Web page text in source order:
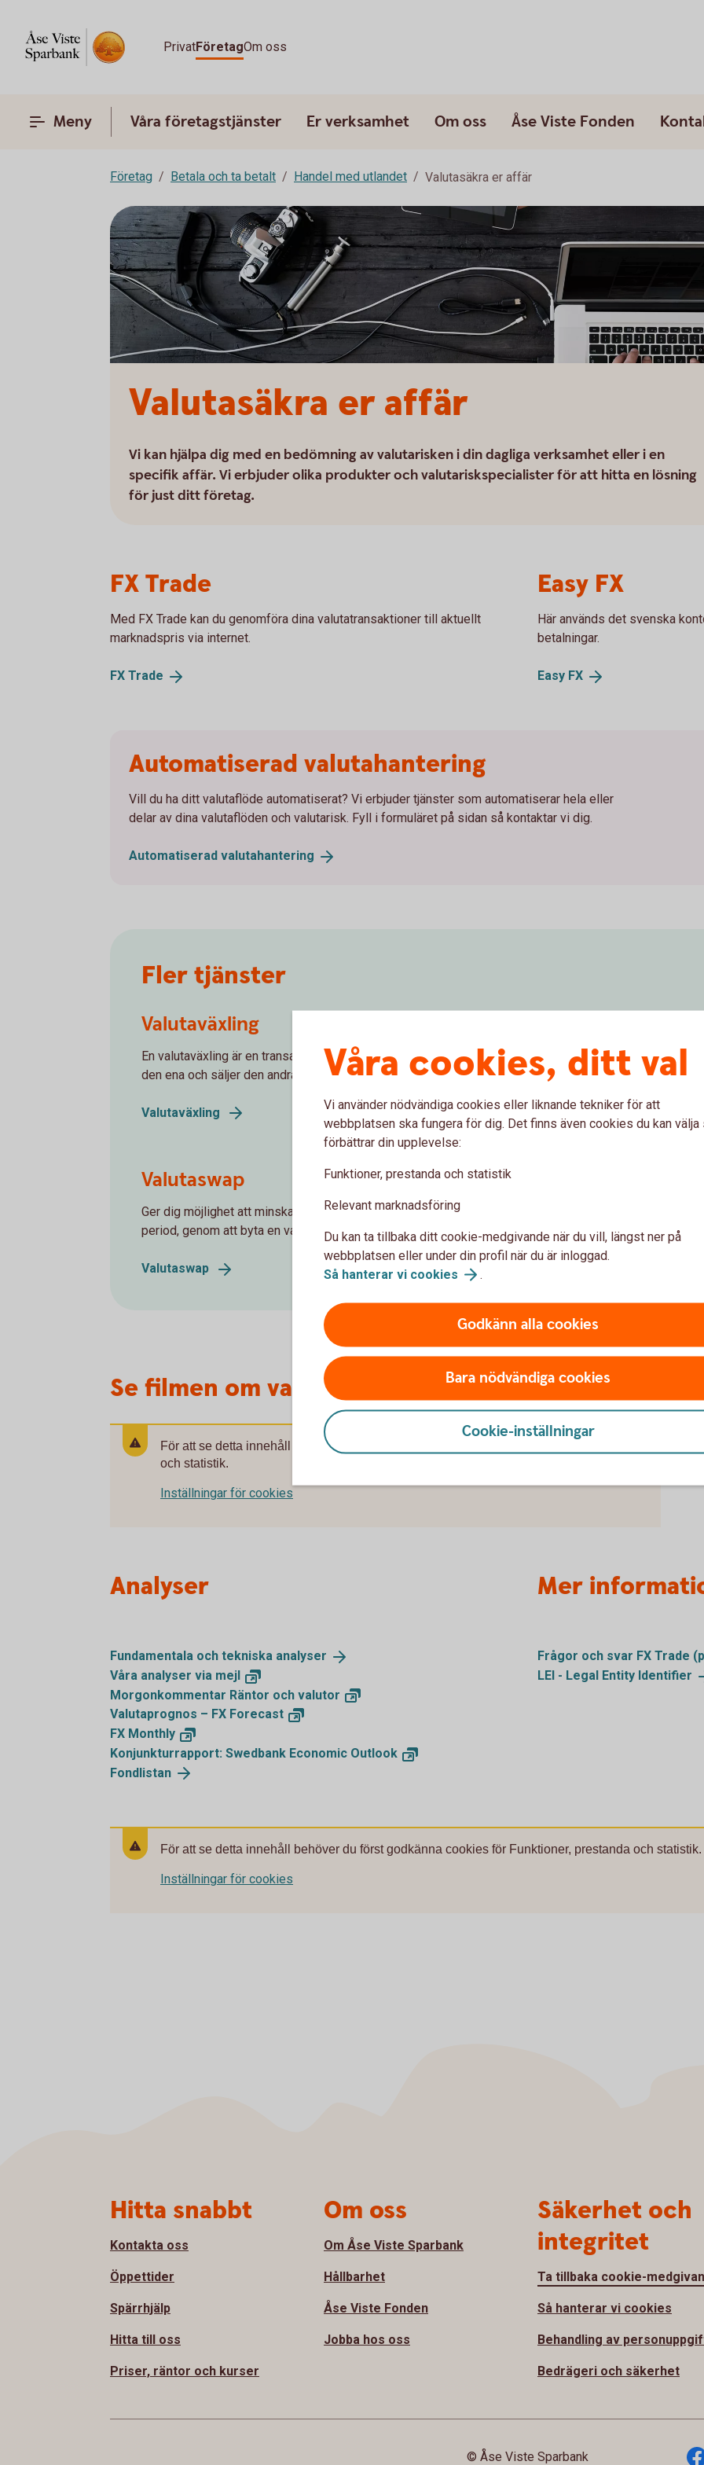
PrivatFöretagOm oss
Meny Våra företagstjänster Er verksamhet Om oss Åse Viste Fonden
Företag Betala och ta betalt Handel med utlandet Valutasäkra er affär
Valutasäkra er affär
Vi kan hjälpa dig med en bedömning av valutarisken i din dagliga verksamhet eller i en
specifik affär. Vi erbjuder olika produkter och valutariskspecialister för att hitta en lösning
för just ditt företag.
FX Trade
Med FX Trade kan du genomföra dina valutatransaktioner till aktuellt
marknadspris via internet.
FX Trade
Easy FX
Här används det svenska
betalningar.
Easy FX
Automatiserad valutahantering
Vill du ha ditt valutaflöde automatiserat? Vi erbjuder tjänster som automatiserar hela eller
delar av dina valutaflöden och valutarisk. Fyll i formuläret på sidan så kontaktar vi dig.
Automatiserad valutahantering
Fler tjänster
Valutaväxling
En valutaväxling är en transaktion mellan två valutor där du köper
den ena och säljer den andra.
Valutaväxling
Beräkna vad det exakta
även om affären sker längre
Valutatermin
Valutaswap
Ger dig möjlighet att minska företagets valutaexponering under en
period, genom att byta en valuta mot en annan.
Valutaswap
En valutaoption försäkrar
valutasvängningar.
Se filmen om valutariskhantering
För att se detta innehåll behöver du först godkänna cookies för Funktioner, prestanda
och statistik.
Inställningar för cookies
Analyser
Fundamentala och tekniska analyser
Våra analyser via mejl
Morgonkommentar Räntor och valutor
Valutaprognos – FX Forecast
FX Monthly
Konjunkturrapport: Swedbank Economic Outlook
Fondlistan
Mer
Frågor och svar FX Trade
LEI - Legal Entity Identifier
För att se detta innehåll behöver du först godkänna cookies för Funktioner, prestanda och statistik.
Inställningar för cookies
Våra cookies, ditt val
Vi använder nödvändiga cookies eller liknande tekniker för att
webbplatsen ska fungera för dig. Det finns även cookies du kan välja
förbättrar din upplevelse:
Funktioner, prestanda och statistik
Relevant marknadsföring
Du kan ta tillbaka ditt cookie-medgivande när du vill, längst ner på
webbplatsen eller under din profil när du är inloggad.
Så hanterar vi cookies .
Godkänn alla cookies
Bara nödvändiga cookies
Cookie-inställningar
Hitta snabbt
Kontakta oss
Öppettider
Spärrhjälp
Hitta till oss
Priser, räntor och kurser
Om oss
Om Åse Viste Sparbank
Hållbarhet
Åse Viste Fonden
Jobba hos oss
Säkerhet och
integritet
Ta tillbaka cookie-
Så hanterar vi cookies
Behandling av
Bedrägeri och säkerhet
© Åse Viste Sparbank